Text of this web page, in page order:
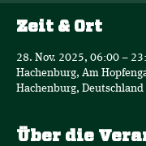
Zeit & Ort
28. Nov. 2025, 06:00 –
Hachenburg, Am
Hachenburg, Deutschland
Über die